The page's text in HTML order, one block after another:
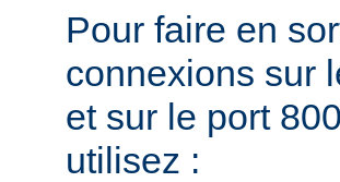
Pour faire en
connexions sur
et sur le port
utilisez :